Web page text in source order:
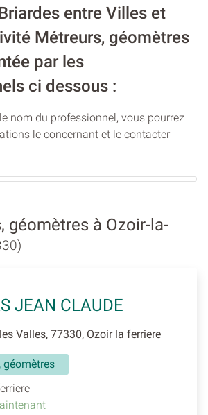
entre Villes et
Métreurs, géomètres
par les
ci dessous :
nom du professionnel, vous pourrez
le concernant et le contacter
géomètres à Ozoir-la-
JEAN CLAUDE
Valles, 77330, Ozoir la ferriere
géomètres